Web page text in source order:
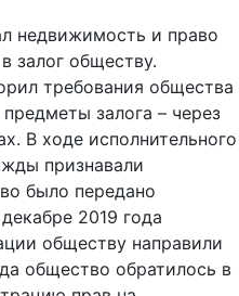
недвижимость и право
залог обществу.
требования общества
залога – через
В ходе исполнительного
признавали
было передано
2019 года
обществу направили
общество обратилось в